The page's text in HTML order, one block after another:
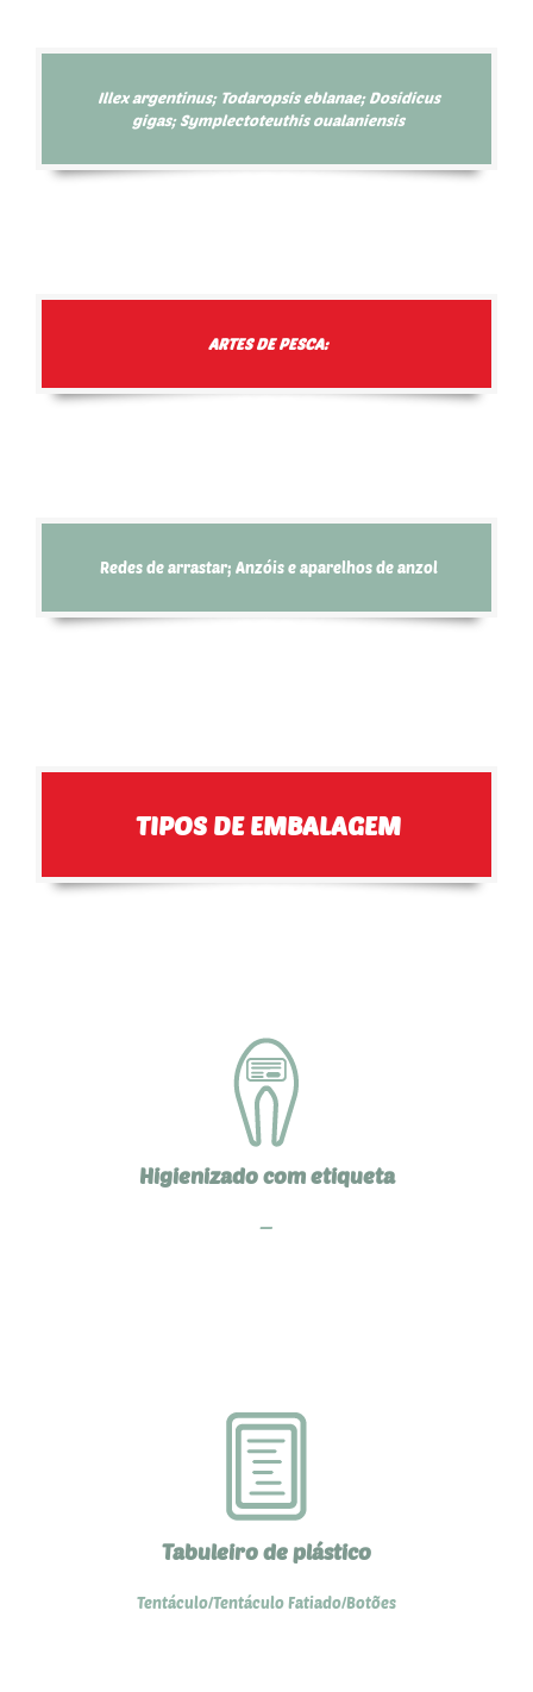
Illex argentinus; Todaropsis eblanae; Dosidicus
gigas; Symplectoteuthis oualaniensis
ARTES DE PESCA:
Redes de arrastar; Anzóis e aparelhos de anzol
TIPOS DE EMBALAGEM
Higienizado com etiqueta
—
Tabuleiro de plástico
Tentáculo/Tentáculo Fatiado/Botões